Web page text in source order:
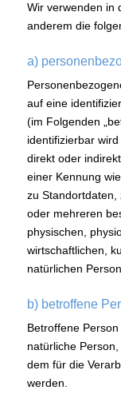
Wir verwenden in
anderem die
a)
auf eine
(im Folgenden
identifizierbar
direkt oder
einer Kennung
zu Standortdaten,
oder mehreren
physischen,
wirtschaftlichen,
natürlichen
b) betroffene
Betroffene
natürliche
dem für die
werden.